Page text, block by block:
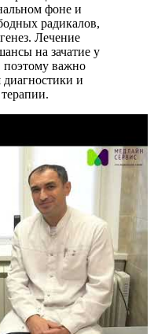
фоне и
радикалов,
Лечение
на зачатие у
поэтому важно
диагностики и